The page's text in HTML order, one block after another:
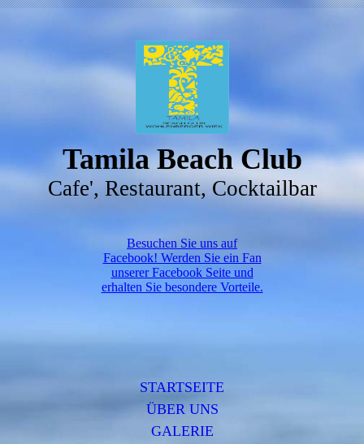
Tamila Beach Club
Cafe', Restaurant, Cocktailbar
Besuchen Sie uns auf
Facebook! Werden Sie ein Fan
unserer Facebook Seite und
erhalten Sie besondere Vorteile.
STARTSEITE
ÜBER UNS
GALERIE